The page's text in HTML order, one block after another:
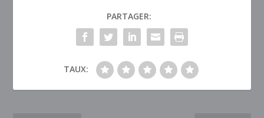
PARTAGER:
TAUX: